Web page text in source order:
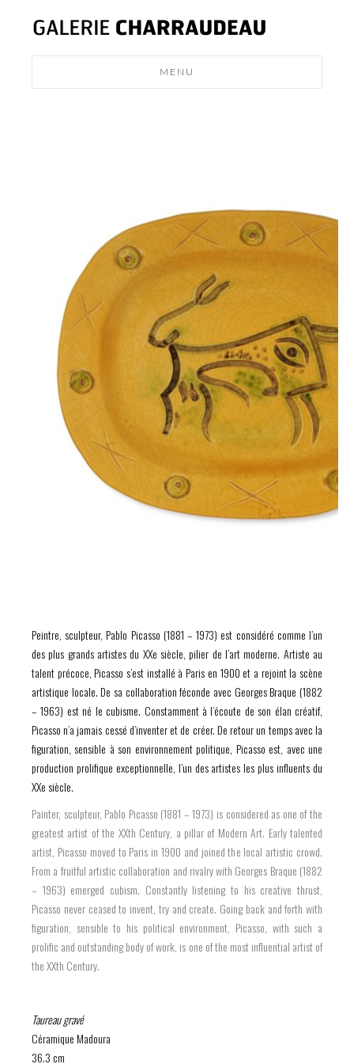
MENU
Peintre, sculpteur, Pablo Picasso (1881 – 1973) est considéré comme l’un
des plus grands artistes du XXe siècle, pilier de l’art moderne. Artiste au
talent précoce, Picasso s’est installé à Paris en 1900 et a rejoint la scène
artistique locale. De sa collaboration féconde avec Georges Braque (1882
– 1963) est né le cubisme. Constamment à l’écoute de son élan créatif,
Picasso n’a jamais cessé d’inventer et de créer. De retour un temps avec la
figuration, sensible à son environnement politique, Picasso est, avec une
production prolifique exceptionnelle, l’un des artistes les plus influents du
XXe siècle.
Painter, sculpteur, Pablo Picasso (1881 – 1973) is considered as one of the
greatest artist of the XXth Century, a pillar of Modern Art. Early talented
artist, Picasso moved to Paris in 1900 and joined the local artistic crowd.
From a fruitful artistic collaboration and rivalry with Georges Braque (1882
– 1963) emerged cubism. Constantly listening to his creative thrust,
Picasso never ceased to invent, try and create. Going back and forth with
figuration, sensible to his political environment, Picasso, with such a
prolific and outstanding body of work, is one of the most influential artist of
the XXth Century.
Taureau gravé
Céramique Madoura
36.3 cm